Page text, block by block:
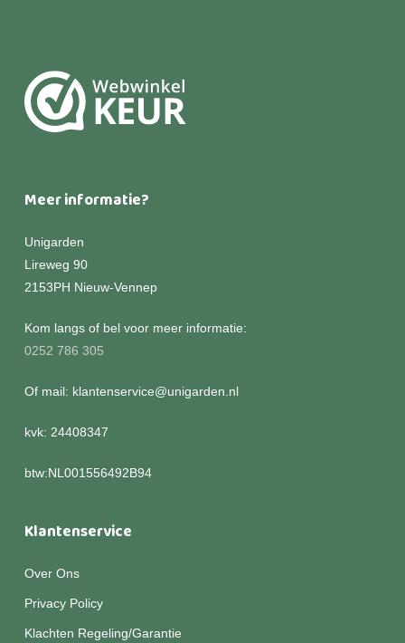
Meer informatie?
Unigarden
Lireweg 90
2153PH Nieuw-Vennep
Kom langs of bel voor meer informatie:
0252 786 305
Of mail: klantenservice@unigarden.nl
kvk: 24408347
btw:NL001556492B94
Klantenservice
Over Ons
Privacy Policy
Klachten Regeling/Garantie